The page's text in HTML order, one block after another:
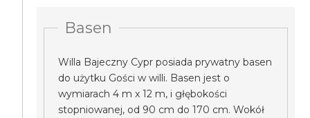
Basen
Willa Bajeczny Cypr posiada prywatny basen
do użytku Gości w willi. Basen jest o
wymiarach 4 m x 12 m, i głębokości
stopniowanej, od 90 cm do 170 cm. Wokół